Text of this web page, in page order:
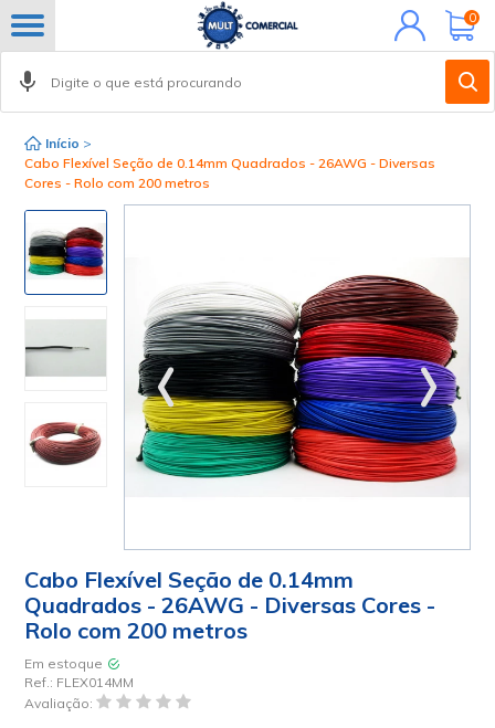
Minha
conta
0
Início >
Cabo Flexível Seção de 0.14mm Quadrados - 26AWG - Diversas
Cores - Rolo com 200 metros
Cabo Flexível Seção de 0.14mm
Quadrados - 26AWG - Diversas Cores -
Rolo com 200 metros
Em estoque
Ref.: FLEX014MM
Avaliação: